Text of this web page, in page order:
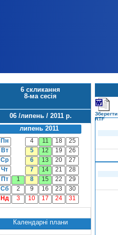
6 скликання
8-ма сесія
06 /липень / 2011 р.
липень 2011
Пн 4 11 18
25
Вт
5 12 19
26
Ср
6 13 20
27
Чт
7 14 21
28
Пт
1 8 15 22
29
Сб
2 9 16 23
30
Нд
3 10 17 24 31
Календарні плани
RTF